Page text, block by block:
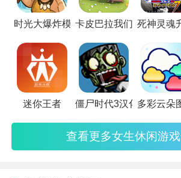
而烦恼的话，就请看过来吧。
时光大爆炸模拟器汉化版卡皮巴拉我们走移植版
死神灵魂
迷你王者 僵尸时代3汉化版多彩云朵
查看更多女生休闲游